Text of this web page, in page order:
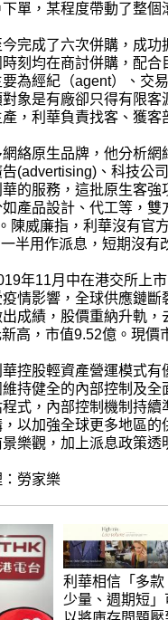
單，某程度帶動了整個
完成了六次併購，成
刻均在商討併購，配
為經紀（agent）、交
對象是有廠卻只得有限
，利華負責找客、獲客
絡原生品牌，他分析
告(advertising)、科技公
華的服務，這批原生客
產品設計、代工等，雙
陳威廉指，利華沒有官
半用作派息，短期沒有
年11月中在港交所上
情影響，全球供應鏈
成績，股價重納升軌
高，市值9.52億。現價
控股輕資產營運模式
持健全的內部控制及
式，內部控制機制持
以加強全球更多地區
樂觀，加上派息政策透
勞家樂
利華相信「多款
少量、週期短」